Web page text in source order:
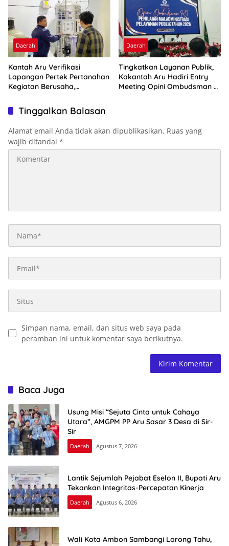
Daerah
Kantah Aru Verifikasi
Lapangan Pertek Pertanahan
Kegiatan Berusaha,
Daerah
Tingkatkan Layanan Publik,
Kakantah Aru Hadiri Entry
Meeting Opini Ombudsman RI
Tinggalkan Balasan
Alamat email Anda tidak akan dipublikasikan. Ruas yang
wajib ditandai *
Simpan nama, email, dan situs web saya pada
peramban ini untuk komentar saya berikutnya.
Baca Juga
Usung Misi “Sejuta Cinta untuk Cahaya
Utara”, AMGPM PP Aru Sasar 3 Desa di Sir-
Sir
Daerah Agustus 7, 2026
Lantik Sejumlah Pejabat Eselon II, Bupati Aru
Tekankan Integritas-Percepatan Kinerja
Daerah Agustus 6, 2026
Wali Kota Ambon Sambangi Lorong Tahu,